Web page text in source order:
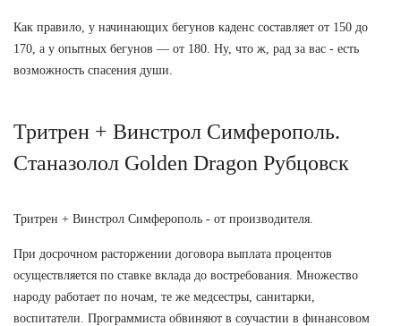
Как правило, у начинающих бегунов каденс составляет от 150 до
170, а у опытных бегунов — от 180. Ну, что ж, рад за вас - есть
возможность спасения души.
Тритрен + Винстрол Симферополь.
Станазолол Golden Dragon Рубцовск
Тритрен + Винстрол Симферополь - от производителя.
При досрочном расторжении договора выплата процентов
осуществляется по ставке вклада до востребования. Множество
народу работает по ночам, те же медсестры, санитарки,
воспитатели. Программиста обвиняют в соучастии в финансовом